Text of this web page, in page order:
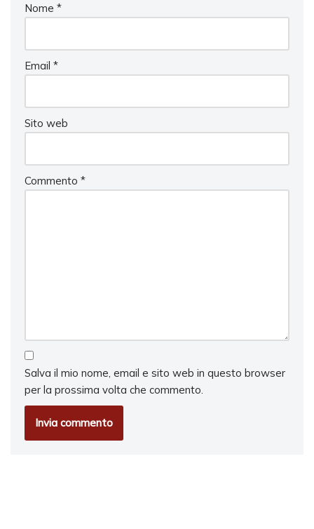
Nome *
Email *
Sito web
Commento *
Salva il mio nome, email e sito web in questo browser
per la prossima volta che commento.